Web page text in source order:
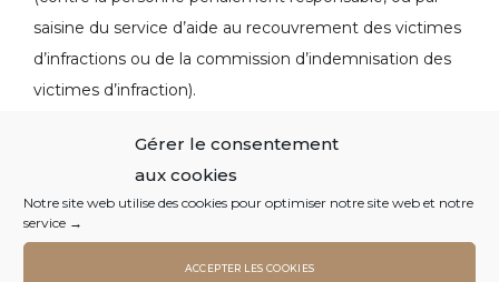
Gérer le consentement
aux cookies
Notre site web utilise des cookies pour optimiser notre site web et notre
service →
ACCEPTER LES COOKIES
saisine du service d’aide au recouvrement des victimes
d’infractions ou de la commission d’indemnisation des
victimes d’infraction).
Suivi des procédures devant le Juge d’instruction.
Assistance dans le cadre des gardes à vue.